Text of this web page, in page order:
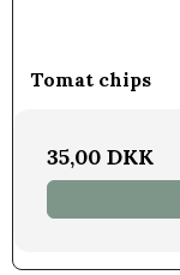
Tomat chips
35,00 DKK